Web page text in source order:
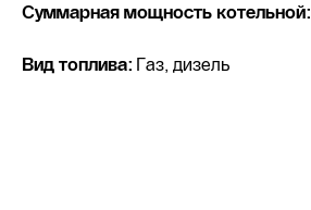
Суммарная мощность котельной:
Вид топлива: Газ, дизель